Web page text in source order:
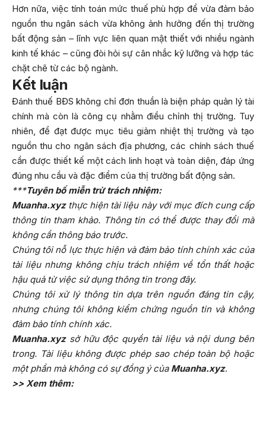
Hơn nữa, việc tính toán mức thuế phù hợp để vừa đảm bảo
nguồn thu ngân sách vừa không ảnh hưởng đến thị trường
bất động sản – lĩnh vực liên quan mật thiết với nhiều ngành
kinh tế khác – cũng đòi hỏi sự cân nhắc kỹ lưỡng và hợp tác
chặt chẽ từ các bộ ngành.
Kết luận
Đánh thuế BĐS không chỉ đơn thuần là biện pháp quản lý tài
chính mà còn là công cụ nhằm điều chỉnh thị trường. Tuy
nhiên, để đạt được mục tiêu giảm nhiệt thị trường và tạo
nguồn thu cho ngân sách địa phương, các chính sách thuế
cần được thiết kế một cách linh hoạt và toàn diện, đáp ứng
đúng nhu cầu và đặc điểm của thị trường bất động sản.
***Tuyên bố miễn trừ trách nhiệm:
Muanha.xyzthực hiện tài liệu này với mục đích cung cấp
thông tin tham khảo. Thông tin có thể được thay đổi mà
không cần thông báo trước.
Chúng tôi nỗ lực thực hiện và đảm bảo tính chính xác của
tài liệu nhưng không chịu trách nhiệm về tổn thất hoặc
hậu quả từ việc sử dụng thông tin trong đây.
Chúng tôi xử lý thông tin dựa trên nguồn đáng tin cậy,
nhưng chúng tôi không kiểm chứng nguồn tin và không
đảm bảo tính chính xác.
Muanha.xyzsở hữu độc quyền tài liệu và nội dung bên
trong. Tài liệu không được phép sao chép toàn bộ hoặc
một phần mà không có sự đồng ý của Muanha.xyz.
>> Xem thêm: